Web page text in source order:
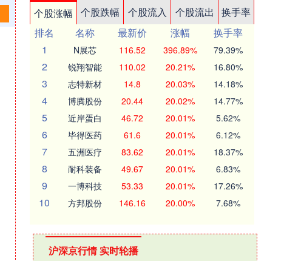
个股涨幅 个股跌幅 个股流入 个股流出
换手率
排名
名称 最新价 涨幅
换手率
1
N展芯 116.52 396.89% 79.39%
2 锐翔智能 110.02 20.21% 16.80%
3 志特新材 14.8 20.03% 14.18%
4 博腾股份 20.44 20.02% 14.77%
5 近岸蛋白 46.72 20.01% 5.62%
6 毕得医药 61.6 20.01% 6.12%
7 五洲医疗 83.62 20.01% 18.37%
8 耐科装备 49.67 20.01% 6.83%
9 一博科技 53.33 20.01% 17.26%
10 方邦股份 146.16 20.00% 7.68%
沪深京行情 实时轮播